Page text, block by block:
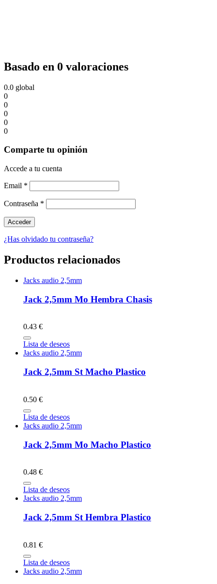
Basado en 0 valoraciones
0.0 global
0
0
0
0
0
Comparte tu opinión
Accede a tu cuenta
Email *
Contraseña *
¿Has olvidado tu contraseña?
Productos relacionados
Jacks audio 2,5mm
Jack 2,5mm Mo Hembra Chasis
0.43 €
Lista de deseos
Jacks audio 2,5mm
Jack 2,5mm St Macho Plastico
0.50 €
Lista de deseos
Jacks audio 2,5mm
Jack 2,5mm Mo Macho Plastico
0.48 €
Lista de deseos
Jacks audio 2,5mm
Jack 2,5mm St Hembra Plastico
0.81 €
Lista de deseos
Jacks audio 2,5mm